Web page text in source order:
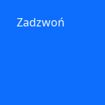
Zadzwoń